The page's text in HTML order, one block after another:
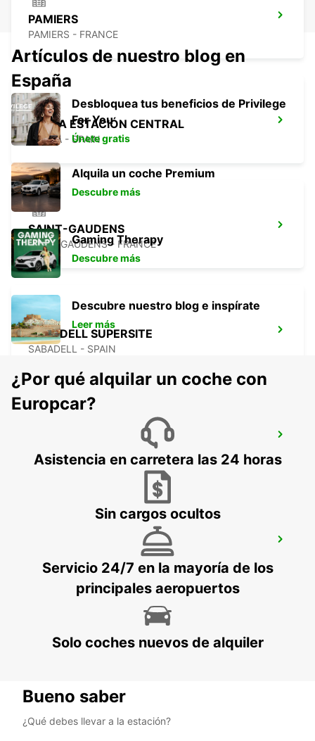
PAMIERS
PAMIERS - FRANCE
LLEIDA ESTACIÓN CENTRAL
LERIDA - SPAIN
SAINT-GAUDENS
SAINT GAUDENS - FRANCE
SABADELL SUPERSITE
SABADELL - SPAIN
GRANOLLERS - SPAIN
AEROPUERTO DE CARCASSONNE
CARCASSONNE - FRANCE
Artículos de nuestro blog en
España
Desbloquea tus beneficios de Privilege
For You
Únete gratis
Alquila un coche Premium
Descubre más
Gaming Therapy
Descubre más
Descubre nuestro blog e inspírate
Leer más
¿Por qué alquilar un coche con
Europcar?
Asistencia en carretera las 24 horas
Sin cargos ocultos
Servicio 24/7 en la mayoría de los
principales aeropuertos
Solo coches nuevos de alquiler
Bueno saber
¿Qué debes llevar a la estación?